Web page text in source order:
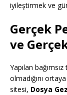
iyileştirmek ve
Gerçek
ve
Yapılan
olmadığını
sitesi, Dosya